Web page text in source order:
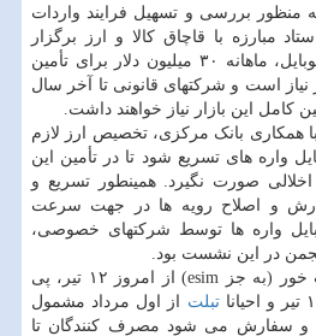
منظور بررسی و تسهیل فرایند واردات
مبارزه با قاچاق کالا و ارز برگزار
گردید. طبق اعلام انجمن موبایل، ماهانه ۳۰ میلیون دلار برای تأمین
نیاز است و شرکتهای قانونی تا آخر سال
همکاری بانک مرکزی، تخصیص ارز لازم
واره های تسریع شود تا در تأمین این
اخلالی صورت نگیرد. همینطور تسریع و
و اصلاح رویه ها در جهت سرعت
واره ها توسط شرکتهای خصوصی،
در این نشست بود.
سیمکارت خور (به جز esim) از امروز ۱۲ تیر، پی
تبلت از اول مرداد مشمول
و سفارش می شود مصرف کنندگان تا